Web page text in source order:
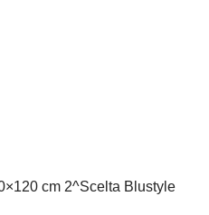
cm 2^Scelta Blustyle